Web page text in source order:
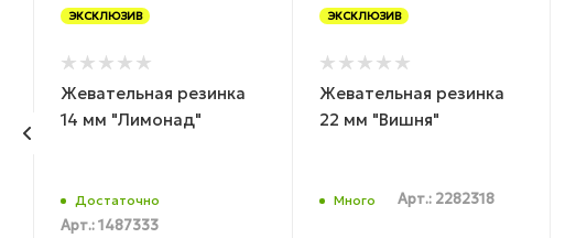
ЭКСКЛЮЗИВ
Жевательная резинка
14 мм "Лимонад"
Достаточно
Арт.: 1487333
ЭКСКЛЮЗИВ
Жевательная резинка
22 мм "Вишня"
Много Арт.: 2282318